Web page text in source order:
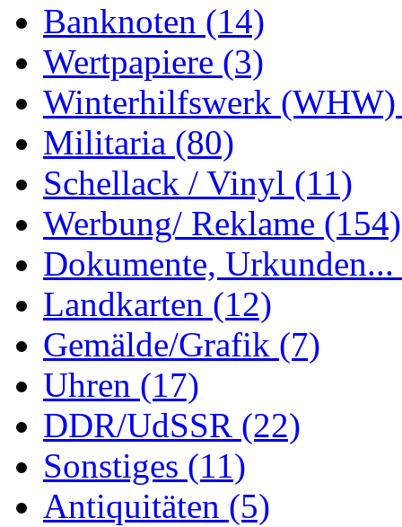
Banknoten (14)
Wertpapiere (3)
Winterhilfswerk
Militaria (80)
Schellack / Vinyl (11)
Werbung/ Reklame (154)
Dokumente, Urkunden...
Landkarten (12)
Gemälde/Grafik (7)
Uhren (17)
DDR/UdSSR (22)
Sonstiges (11)
Antiquitäten (5)